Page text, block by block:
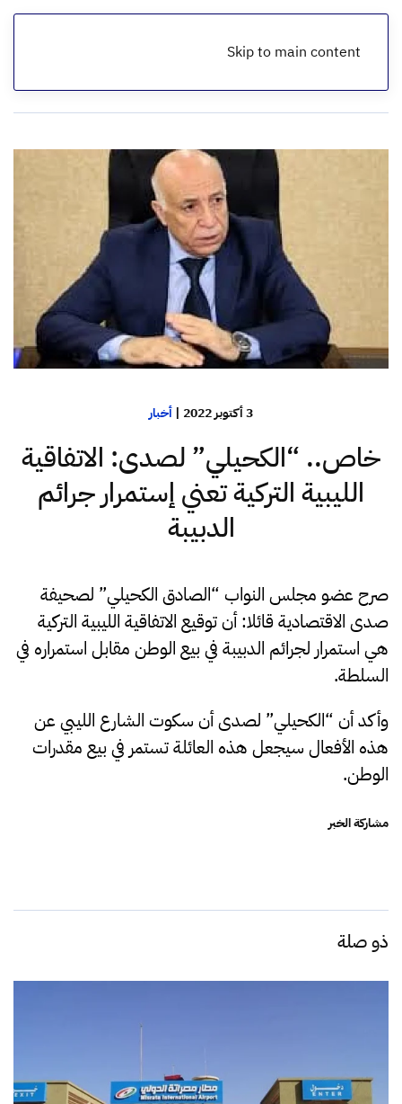
Skip to main content
الرئيسية
3 أكتوبر 2022 | أخبار
خاص.. “الكحيلي” لصدى: الاتفاقية
الليبية التركية تعني إستمرار جرائم
الدبيبة
صرح عضو مجلس النواب “الصادق الكحيلي” لصحيفة
صدى الاقتصادية قائلا: أن توقيع الاتفاقية الليبية التركية
هي استمرار لجرائم الدبيبة في بيع الوطن مقابل استمراره في
السلطة.
وأكد أن “الكحيلي” لصدى أن سكوت الشارع الليبي عن
هذه الأفعال سيجعل هذه العائلة تستمر في بيع مقدرات
الوطن.
مشاركة الخبر
ذو صلة